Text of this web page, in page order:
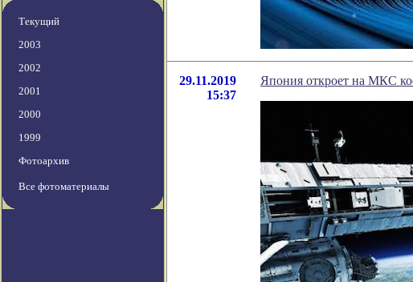
Текущий
2003
2002
2001
2000
1999
Фотоархив
Все фотоматериалы
29.11.2019
15:37
Япония откроет на МКС